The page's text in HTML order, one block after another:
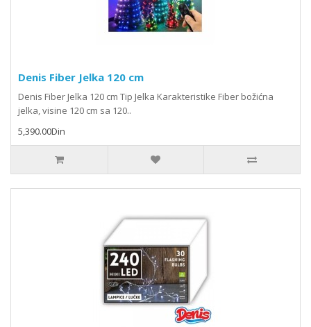
Denis Fiber Jelka 120 cm
Denis Fiber Jelka 120 cm Tip Jelka Karakteristike Fiber božićna
jelka, visine 120 cm sa 120..
5,390.00Din